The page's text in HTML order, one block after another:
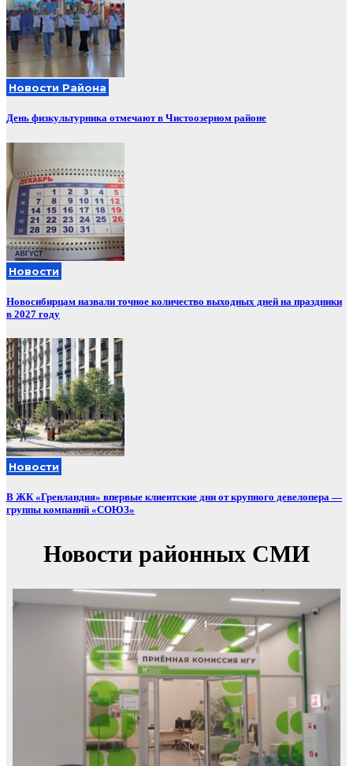
Новости Района
День физкультурника отмечают в Чистоозерном районе
Новости
Новосибирцам назвали точное количество выходных дней на праздники
в 2027 году
Новости
В ЖК «Гренландия» впервые клиентские дни от крупного девелопера —
группы компаний «СОЮЗ»